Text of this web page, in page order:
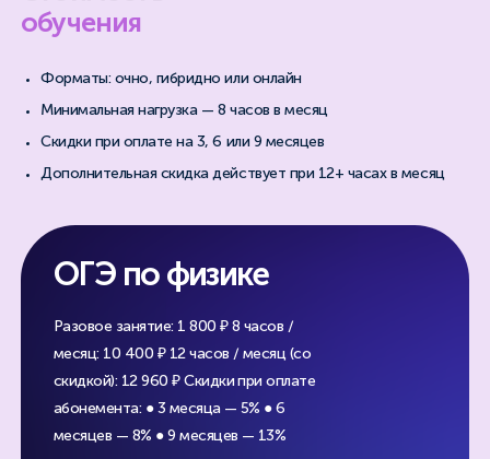
обучения
Форматы: очно, гибридно или онлайн
Минимальная нагрузка — 8 часов в месяц
Скидки при оплате на 3, 6 или 9 месяцев
Дополнительная скидка действует при 12+ часах в месяц
ОГЭ по физике
Разовое занятие: 1 800 ₽8 часов /
месяц: 10 400 ₽ 12 часов / месяц (со
скидкой): 12 960 ₽Скидки при оплате
абонемента: ● 3 месяца — 5% ● 6
месяцев — 8% ● 9 месяцев — 13%